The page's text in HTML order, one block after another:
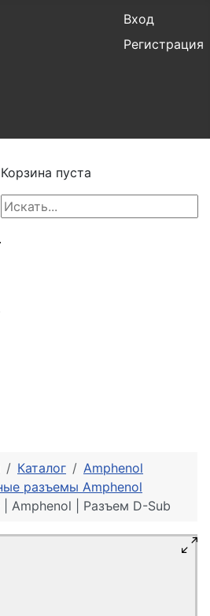
Вход
Регистрация
Корзина пуста
Каталог
Amphenol
разъемы Amphenol
| Amphenol | Разъем D-Sub